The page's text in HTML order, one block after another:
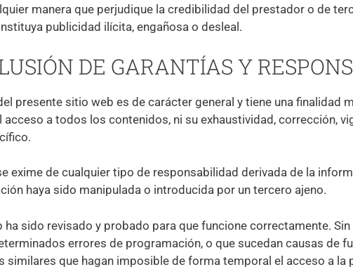
manera que perjudique la credibilidad del prestador o de
publicidad ilícita, engañosa o desleal.
DE GARANTÍAS Y
presente sitio web es de carácter general y tiene una finalidad
acceso a todos los contenidos, ni su exhaustividad, corrección,
exime de cualquier tipo de responsabilidad derivada de la
haya sido manipulada o introducida por un tercero ajeno.
ha sido revisado y probado para que funcione correctamente.
errores de programación, o que sucedan causas de
similares que hagan imposible de forma temporal el acceso a la